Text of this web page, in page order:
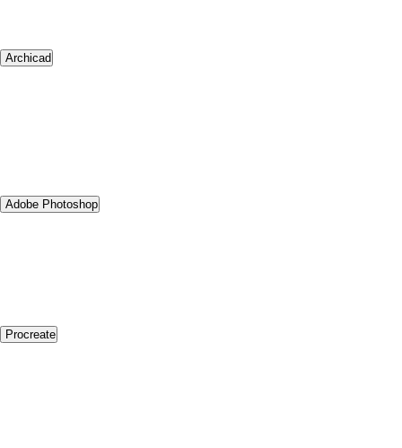
Archicad
Adobe Photoshop
Procreate